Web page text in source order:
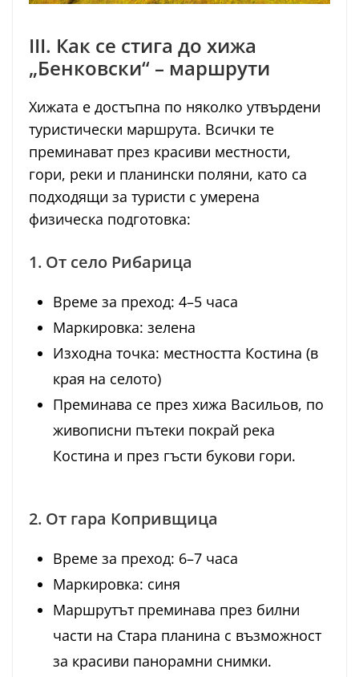
III. Как се стига до хижа
„Бенковски“ – маршрути
Хижата е достъпна по няколко утвърдени
туристически маршрута. Всички те
преминават през красиви местности,
гори, реки и планински поляни, като са
подходящи за туристи с умерена
физическа подготовка:
1. От село Рибарица
Време за преход: 4–5 часа
Маркировка: зелена
Изходна точка: местността Костина (в
края на селото)
Преминава се през хижа Васильов, по
живописни пътеки покрай река
Костина и през гъсти букови гори.
2. От гара Копривщица
Време за преход: 6–7 часа
Маркировка: синя
Маршрутът преминава през билни
части на Стара планина с възможност
за красиви панорамни снимки.